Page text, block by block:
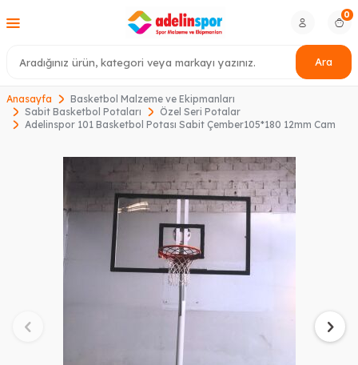
Ara
0
Anasayfa
Basketbol Malzeme ve Ekipmanları
Sabit Basketbol Potaları
Özel Seri Potalar
Adelinspor 101 Basketbol Potası Sabit Çember105*180 12mm Cam